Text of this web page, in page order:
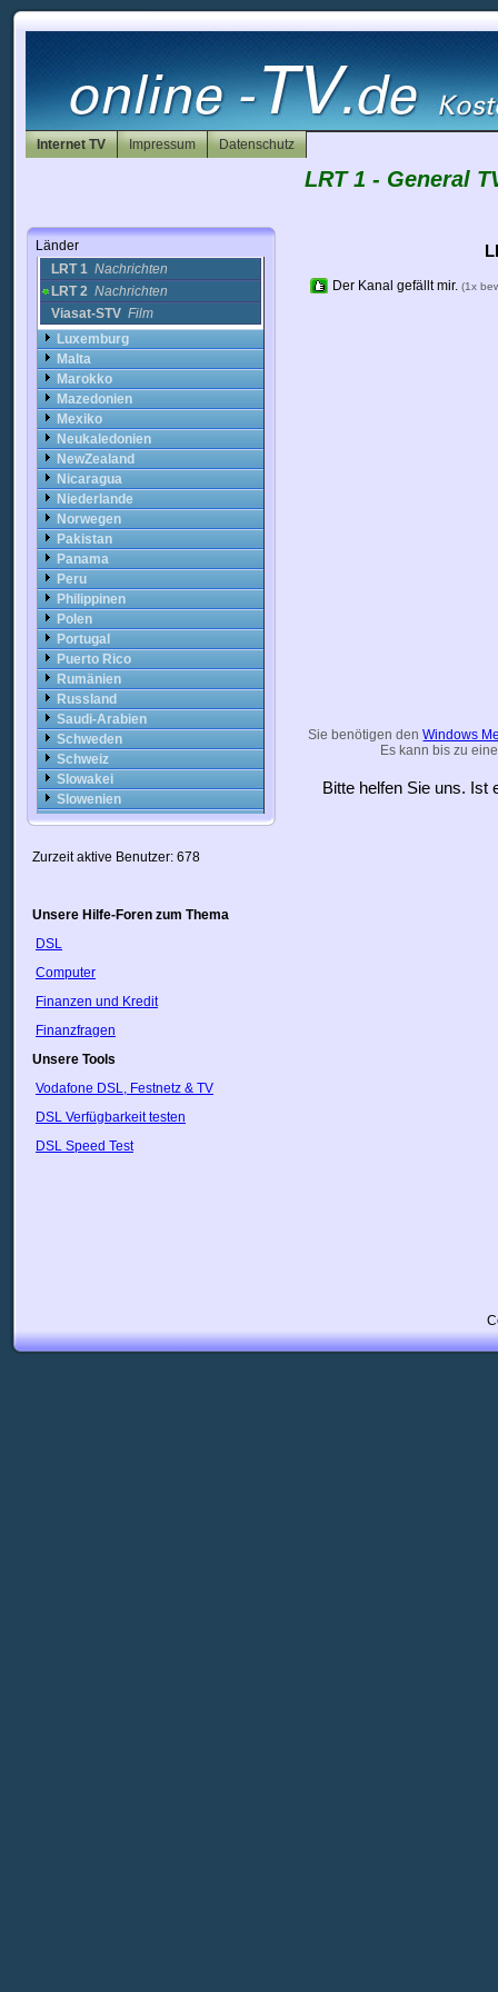
Internet TV Impressum Datenschutz
LRT 1 - General
Länder
Jordan
Kanada
Kolumbien
Kongo
Korea
Kroatien
Litauen
LRT 1 Nachrichten
LRT 2 Nachrichten
Viasat-STV Film
Luxemburg
Malta
Marokko
Mazedonien
Mexiko
Neukaledonien
NewZealand
Nicaragua
Niederlande
Norwegen
Pakistan
Panama
Peru
Philippinen
Polen
Portugal
Puerto Rico
Rumänien
Russland
Saudi-Arabien
Schweden
Schweiz
Slowakei
Slowenien
Spanien
Südafrika
Thailand
Trinidad
Türkei
Ukraine
Uruguay
USA
Usbekistan
Vatikan
Venezuela
VietNam
Der Kanal gefällt mir. (1x
Sie benötigen denWindows
Es kann bis zu
Bitte helfen Sie uns.
Zurzeit aktive Benutzer: 678
Unsere Hilfe-Foren zum Thema
DSL
Computer
Finanzen und Kredit
Finanzfragen
Unsere Tools
Vodafone DSL, Festnetz & TV
DSL Verfügbarkeit testen
DSL Speed Test